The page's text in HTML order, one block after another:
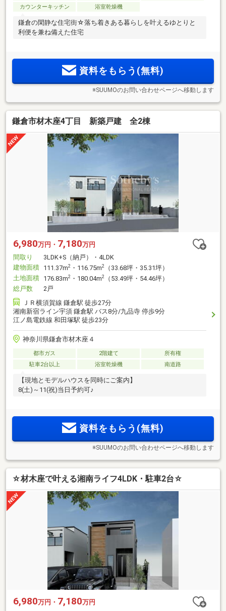
カウンターキッチン
浴室乾燥機
鎌倉の閑静な住宅街☆落ち着きある暮らしを叶えるゆとりと
利便を兼ね備えた住宅
資料をもらう(無料)
※SUUMOのお問い合わせページへ移動します
鎌倉市材木座4丁目 新築戸建 全2棟
6,980万円・ 7,180万円
間取り
3LDK+S（納戸）・4LDK
建物面積 111.37m2 ・116.75m2
（33.68坪・35.31坪）
土地面積 176.83m2 ・180.04m2
（53.49坪・54.46坪）
総戸数
2戸
ＪＲ横須賀線 鎌倉駅 徒歩27分
湘南新宿ライン宇須 鎌倉駅 バス8分/九品寺 停歩9分
江ノ島電鉄線 和田塚駅 徒歩23分
神奈川県鎌倉市材木座４
都市ガス 2階建て
所有権
駐車2台以上
浴室乾燥機 南道路
【現地とモデルハウスを同時にご案内】
8(土)～11(祝)当日予約可♪
資料をもらう(無料)
※SUUMOのお問い合わせページへ移動します
☆材木座で叶える湘南ライフ4LDK・駐車2台☆
6,980万円・ 7,180万円